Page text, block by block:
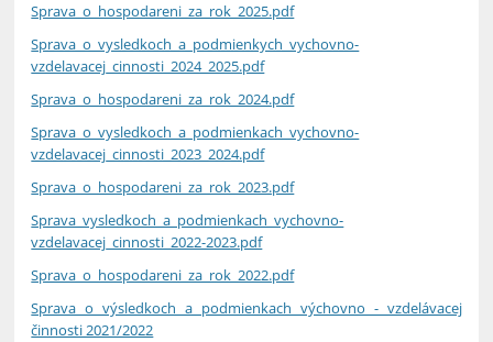
Sprava_o_hospodareni_za_rok_2025.pdf
Sprava_o_vysledkoch_a_podmienkych_vychovno-
vzdelavacej_cinnosti_2024_2025.pdf
Sprava_o_hospodareni_za_rok_2024.pdf
Sprava_o_vysledkoch_a_podmienkach_vychovno-
vzdelavacej_cinnosti_2023_2024.pdf
Sprava_o_hospodareni_za_rok_2023.pdf
Sprava_vysledkoch_a_podmienkach_vychovno-
vzdelavacej_cinnosti_2022-2023.pdf
Sprava_o_hospodareni_za_rok_2022.pdf
Sprava o výsledkoch a podmienkach výchovno - vzdelávacej
činnosti 2021/2022